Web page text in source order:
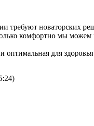
требуют новаторских
комфортно мы можем
для